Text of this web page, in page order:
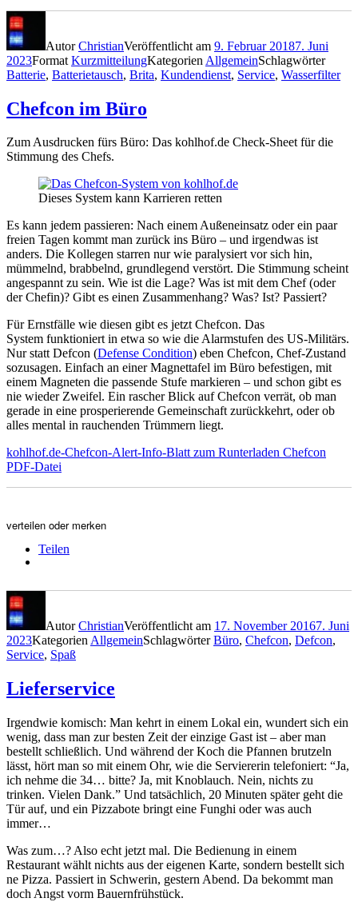
AutorChristianVeröffentlicht am 9. Februar 20187. Juni
2023Format KurzmitteilungKategorien AllgemeinSchlagwörter
Batterie, Batterietausch, Brita, Kundendienst, Service, Wasserfilter
Chefcon im Büro
Zum Ausdrucken fürs Büro: Das kohlhof.de Check-Sheet für die
Stimmung des Chefs.
Dieses System kann Karrieren retten
Es kann jedem passieren: Nach einem Außeneinsatz oder ein paar
freien Tagen kommt man zurück ins Büro – und irgendwas ist
anders. Die Kollegen starren nur wie paralysiert vor sich hin,
mümmelnd, brabbelnd, grundlegend verstört. Die Stimmung scheint
angespannt zu sein. Wie ist die Lage? Was ist mit dem Chef (oder
der Chefin)? Gibt es einen Zusammenhang? Was? Ist? Passiert?
Für Ernstfälle wie diesen gibt es jetzt Chefcon. Das
System funktioniert in etwa so wie die Alarmstufen des US-Militärs.
Nur statt Defcon (Defense Condition) eben Chefcon, Chef-Zustand
sozusagen. Einfach an einer Magnettafel im Büro befestigen, mit
einem Magneten die passende Stufe markieren – und schon gibt es
nie wieder Zweifel. Ein rascher Blick auf Chefcon verrät, ob man
gerade in eine prosperierende Gemeinschaft zurückkehrt, oder ob
alles mental in rauchenden Trümmern liegt.
kohlhof.de-Chefcon-Alert-Info-Blatt zum Runterladen Chefcon
PDF-Datei
verteilen oder merken
Teilen
AutorChristianVeröffentlicht am 17. November 20167. Juni
2023KategorienAllgemeinSchlagwörterBüro, Chefcon, Defcon,
Service, Spaß
Lieferservice
Irgendwie komisch: Man kehrt in einem Lokal ein, wundert sich ein
wenig, dass man zur besten Zeit der einzige Gast ist – aber man
bestellt schließlich. Und während der Koch die Pfannen brutzeln
lässt, hört man so mit einem Ohr, wie die Serviererin telefoniert: “Ja,
ich nehme die 34… bitte? Ja, mit Knoblauch. Nein, nichts zu
trinken. Vielen Dank.” Und tatsächlich, 20 Minuten später geht die
Tür auf, und ein Pizzabote bringt eine Funghi oder was auch
immer…
Was zum…? Also echt jetzt mal. Die Bedienung in einem
Restaurant wählt nichts aus der eigenen Karte, sondern bestellt sich
ne Pizza. Passiert in Schwerin, gestern Abend. Da bekommt man
doch Angst vorm Bauernfrühstück.